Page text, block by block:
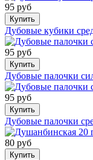
95 руб
Купить
Дубовые кубики
95 руб
Купить
Дубовые палочки
95 руб
Купить
Дубовые палочки
80 руб
Купить